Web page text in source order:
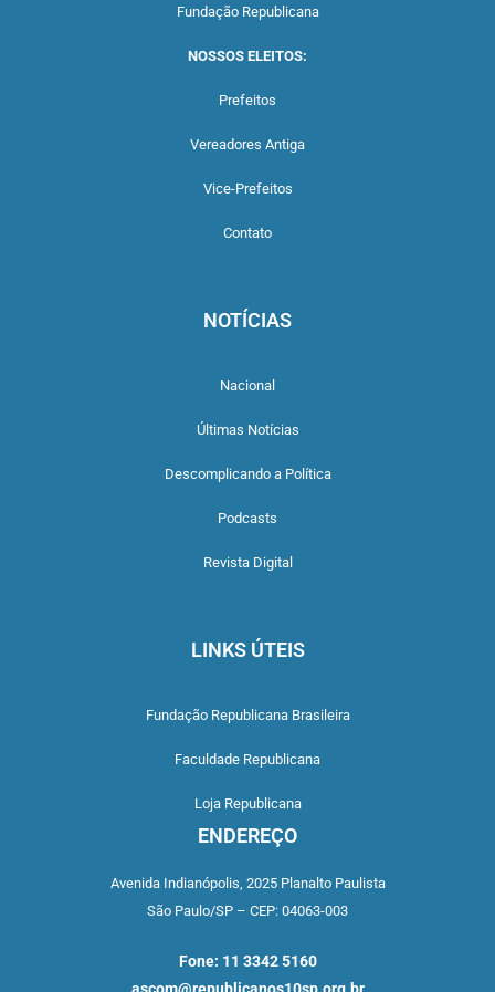
Fundação Republicana
NOSSOS ELEITOS:
Prefeitos
Vereadores Antiga
Vice-Prefeitos
Contato
NOTÍCIAS
Nacional
Últimas Notícias
Descomplicando a Política
Podcasts
Revista Digital
LINKS ÚTEIS
Fundação Republicana Brasileira
Faculdade Republicana
Loja Republicana
ENDEREÇO
Avenida Indianópolis, 2025 Planalto Paulista
São Paulo/SP – CEP: 04063-003
Fone: 11 3342 5160